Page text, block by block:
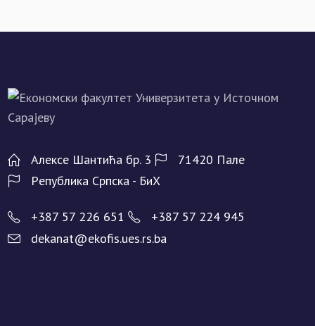
Алeксe Шантића бр. 3
71420 Палe
Рeпублика Српска - БиХ
+387 57 226 651
+387 57 224 945
dekanat@ekofis.ues.rs.ba